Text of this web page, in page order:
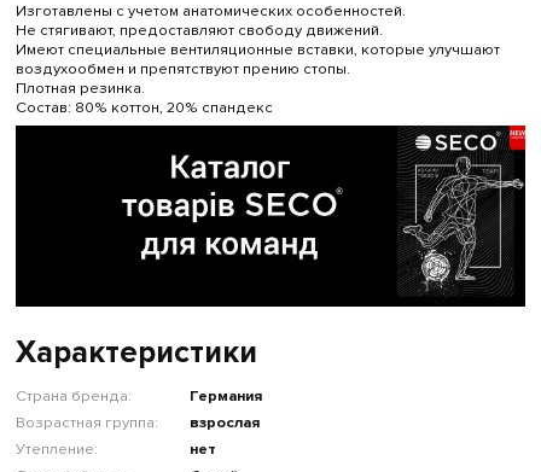
Изготавлены с учетом анатомических особенностей.
Не стягивают, предоставляют свободу движений.
Имеют специальные вентиляционные вставки, которые улучшают
воздухообмен и препятствуют прению стопы.
Плотная резинка.
Состав: 80% коттон, 20% спандекс
Характеристики
Страна бренда:
Германия
Возрастная группа:
взрослая
Утепление:
нет